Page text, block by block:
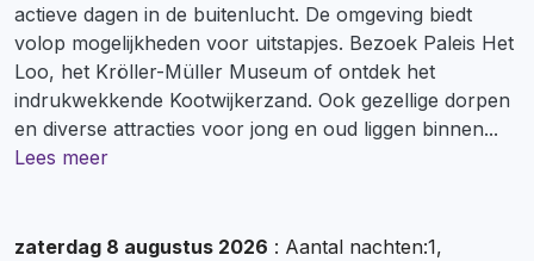
actieve dagen in de buitenlucht. De omgeving biedt
volop mogelijkheden voor uitstapjes. Bezoek Paleis Het
Loo, het Kröller-Müller Museum of ontdek het
indrukwekkende Kootwijkerzand. Ook gezellige dorpen
en diverse attracties voor jong en oud liggen binnen...
Lees meer
zaterdag 8 augustus 2026 : Aantal nachten:1,